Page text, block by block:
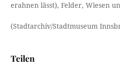
erahnen lässt), Felder, Wiesen
(Stadtarchiv/Stadtmuseum
Teilen